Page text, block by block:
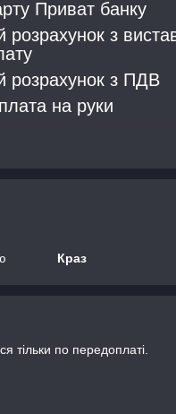
Приват банку
розрахунок з
розрахунок з ПДВ
на руки
Краз
тільки по передоплаті.